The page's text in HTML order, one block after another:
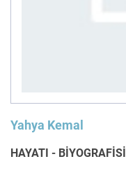
İnsan ve Toplum
Yahya Kemal
HAYATI - BİYOGRAFİSİ